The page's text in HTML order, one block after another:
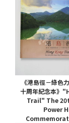
《港島徑－綠色
十周年紀念本》
Trail" The
Power